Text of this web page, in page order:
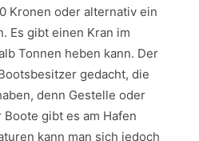
Kronen oder alternativ ein
Es gibt einen Kran im
Tonnen heben kann. Der
gedacht, die
denn Gestelle oder
gibt es am Hafen
kann man sich jedoch